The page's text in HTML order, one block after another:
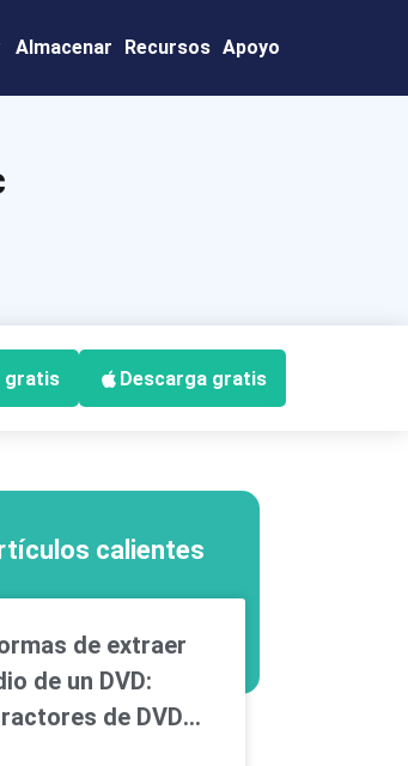
Almacenar Recursos Apoyo
gratis Descarga gratis
calientes
de extraer
de un DVD:
de DVD